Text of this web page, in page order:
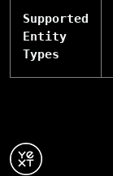
Supported
Entity
Types